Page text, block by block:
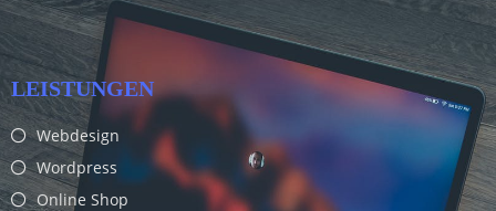
LEISTUNGEN
Webdesign
Wordpress
Online Shop